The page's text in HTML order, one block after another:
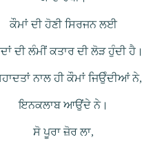
ਕੌਮਾਂ ਦੀ ਹੋਣੀ ਸਿਰਜਨ ਲਈ
ਦੀ ਲੰਮੀਂ ਕਤਾਰ ਦੀ ਲੋੜ ਹੁੰਦੀ ਹੈ।
ਨਾਲ ਹੀ ਕੌਮਾਂ ਜਿਉੰਦੀਆਂ ਨੇ,
ਇਨਕਲਾਬ ਆਉਂਦੇ ਨੇ।
ਸੋ ਪੂਰਾ ਜ਼ੋਰ ਲਾ,